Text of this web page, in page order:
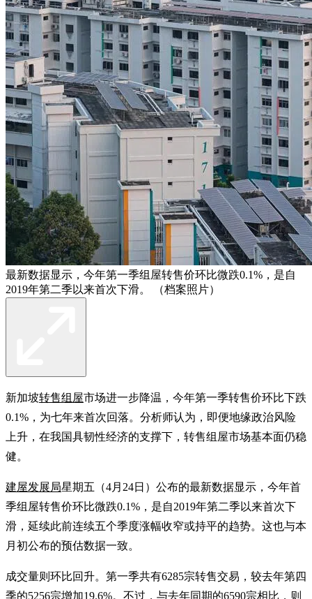
最新数据显示，今年第一季组屋转售价环比微跌0.1%，是自
2019年第二季以来首次下滑。 （档案照片）
新加坡转售组屋市场进一步降温，今年第一季转售价环比下跌
0.1%，为七年来首次回落。分析师认为，即便地缘政治风险
上升，在我国具韧性经济的支撑下，转售组屋市场基本面仍稳
健。
建屋发展局星期五（4月24日）公布的最新数据显示，今年首
季组屋转售价环比微跌0.1%，是自2019年第二季以来首次下
滑，延续此前连续五个季度涨幅收窄或持平的趋势。这也与本
月初公布的预估数据一致。
成交量则环比回升。第一季共有6285宗转售交易，较去年第四
季的5256宗增加19.6%。不过，与去年同期的6590宗相比，则